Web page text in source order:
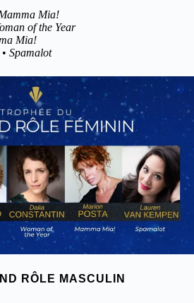
Mia!
of the Year
Mia!
Spamalot
RÔLE MASCULIN